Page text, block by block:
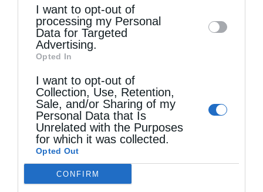
disclose it to other third parties.
I want to opt-out of
processing my Personal
Data for Targeted
Advertising.
Opted In
I want to opt-out of
Collection, Use, Retention,
Sale, and/or Sharing of my
Personal Data that Is
Unrelated with the Purposes
for which it was collected.
Opted Out
CONFIRM
Ελληνικός Ερυθρός Σταυρός: Τι πρέπει να
περιέχει ένα φαρμακείο διακοπών
Η πανήγυρις της Μεταμορφώσεως του Σωτήρος
στη Θεσσαλονίκη
Όταν είσαι ευλαβής